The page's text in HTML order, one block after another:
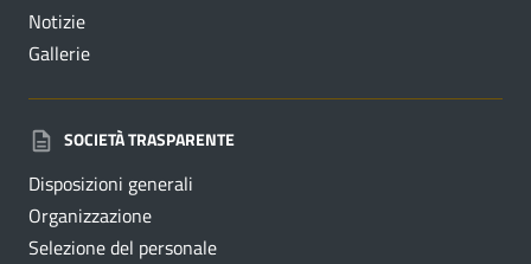
Notizie
Gallerie
SOCIETÀ TRASPARENTE
Disposizioni generali
Organizzazione
Selezione del personale